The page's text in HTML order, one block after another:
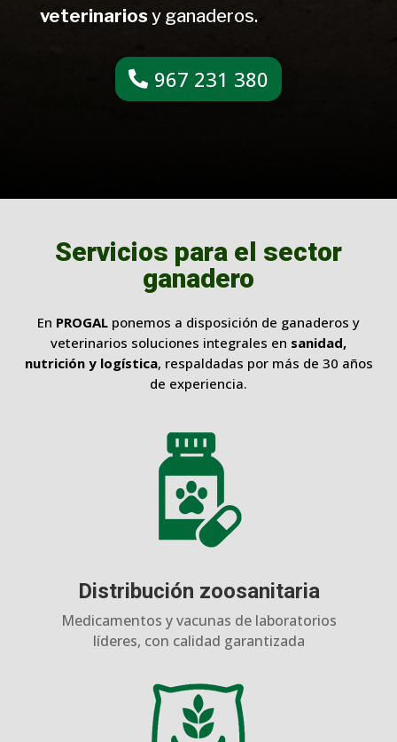
veterinariosy ganaderos.
967 231 380
Servicios para el sector
ganadero
En PROGAL ponemos a disposición de ganaderos y
veterinarios soluciones integrales en sanidad,
nutrición y logística, respaldadas por más de 30 años
de experiencia.
Distribución zoosanitaria
Medicamentos y vacunas de laboratorios
líderes, con calidad garantizada